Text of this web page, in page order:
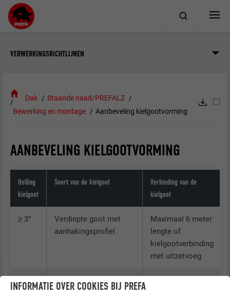
VERWERKINGSRICHTLIJNEN
Dak
Staande naad/PREFALZ
Bewerking en montage
Aanbeveling kielgootvorming
AANBEVELING KIELGOOTVORMING
Helling
kielgoot
Soort van de kielgoot
Verbinding van de
kielgoot
≥ 3°
Verdiepte goot met
aanhakingsprofiel
Maximaal 6 meter
lengte of
kielgootverbinding
met uitzetvoeg
≥ 7°
Dubbel ingefelst paneel
INFORMATIE OVER COOKIES BIJ PREFA